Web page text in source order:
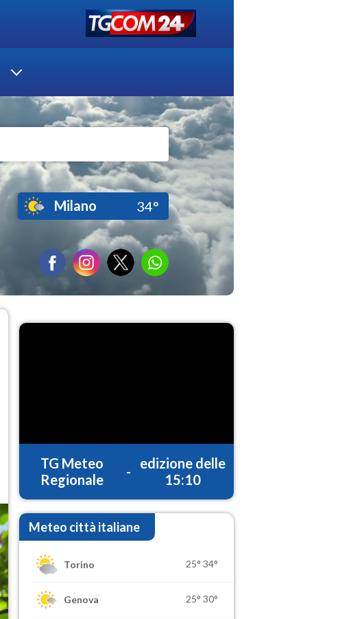
Milano 34°
TG Meteo
Regionale
-
edizione delle
15:10
Meteo città italiane
Torino 25° 34°
Genova 25° 30°